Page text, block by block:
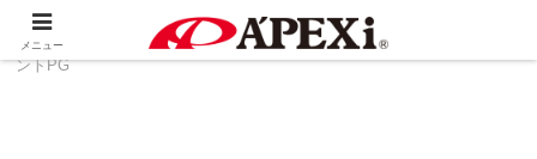
製品情報 冷却系
GTスペック クーラ
ントPG
メニュー